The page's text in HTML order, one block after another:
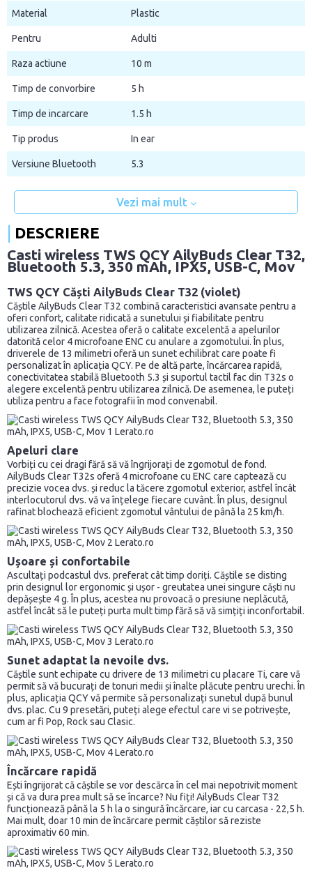
Material Plastic
Pentru Adulti
Raza actiune 10 m
Timp de convorbire 5 h
Timp de incarcare 1.5 h
Tip produs In ear
Versiune Bluetooth 5.3
Vezi mai mult
DESCRIERE
Casti wireless TWS QCY AilyBuds Clear T32,
Bluetooth 5.3, 350 mAh, IPX5, USB-C, Mov
TWS QCY Căști AilyBuds Clear T32 (violet)
Căștile AilyBuds Clear T32 combină caracteristici avansate pentru a
oferi confort, calitate ridicată a sunetului și fiabilitate pentru
utilizarea zilnică. Acestea oferă o calitate excelentă a apelurilor
datorită celor 4 microfoane ENC cu anulare a zgomotului. În plus,
driverele de 13 milimetri oferă un sunet echilibrat care poate fi
personalizat în aplicația QCY. Pe de altă parte, încărcarea rapidă,
conectivitatea stabilă Bluetooth 5.3 și suportul tactil fac din T32s o
alegere excelentă pentru utilizarea zilnică. De asemenea, le puteți
utiliza pentru a face fotografii în mod convenabil.
Apeluri clare
Vorbiți cu cei dragi fără să vă îngrijorați de zgomotul de fond.
AilyBuds Clear T32s oferă 4 microfoane cu ENC care captează cu
precizie vocea dvs. și reduc la tăcere zgomotul exterior, astfel încât
interlocutorul dvs. vă va înțelege fiecare cuvânt. În plus, designul
rafinat blochează eficient zgomotul vântului de până la 25 km/h.
Ușoare și confortabile
Ascultați podcastul dvs. preferat cât timp doriți. Căștile se disting
prin designul lor ergonomic și ușor - greutatea unei singure căști nu
depășește 4 g. În plus, acestea nu provoacă o presiune neplăcută,
astfel încât să le puteți purta mult timp fără să vă simțiți inconfortabil.
Sunet adaptat la nevoile dvs.
Căștile sunt echipate cu drivere de 13 milimetri cu placare Ti, care vă
permit să vă bucurați de tonuri medii și înalte plăcute pentru urechi. În
plus, aplicația QCY vă permite să personalizați sunetul după bunul
dvs. plac. Cu 9 presetări, puteți alege efectul care vi se potrivește,
cum ar fi Pop, Rock sau Clasic.
Încărcare rapidă
Ești îngrijorat că căștile se vor descărca în cel mai nepotrivit moment
și că va dura prea mult să se încarce? Nu fiți! AilyBuds Clear T32
funcționează până la 5 h la o singură încărcare, iar cu carcasa - 22,5 h.
Mai mult, doar 10 min de încărcare permit căștilor să reziste
aproximativ 60 min.